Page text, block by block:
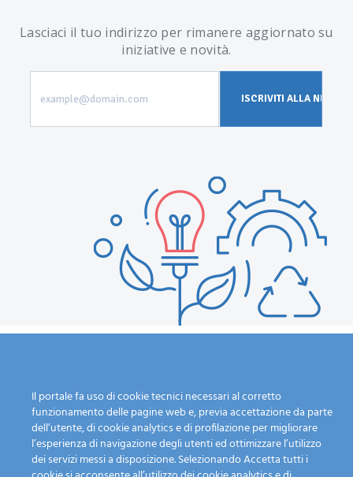
Lasciaci il tuo indirizzo per rimanere aggiornato su
iniziative e novità.
example@domain.com
Calendario Raccolta
Guida alla raccolta
differenziata
Dove lo butto?
Fai una segnalazione
L'azienda
Chi siamo
I nostri servizi
Mission
Personale e mezzi
Il portale fa uso di cookie tecnici necessari al corretto
funzionamento delle pagine web e, previa accettazione da parte
dell’utente, di cookie analytics e di profilazione per migliorare
l’esperienza di navigazione degli utenti ed ottimizzare l’utilizzo
dei servizi messi a disposizione. Selezionando Accetta tutti i